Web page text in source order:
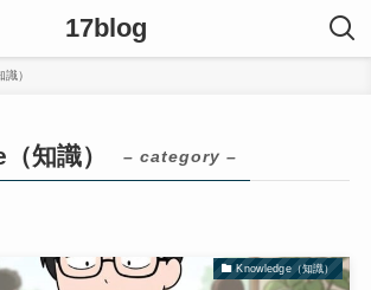
17blog
）
知識） – category –
Knowledge（知識）